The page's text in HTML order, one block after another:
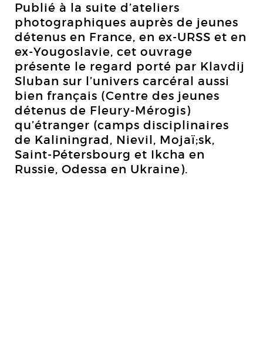
Publié à la suite d’ateliers
photographiques auprès de jeunes
détenus en France, en ex-URSS et en
ex-Yougoslavie, cet ouvrage
présente le regard porté par Klavdij
Sluban sur l’univers carcéral aussi
bien français (Centre des jeunes
détenus de Fleury-Mérogis)
qu’étranger (camps disciplinaires
de Kaliningrad, Nievil, Mojaï;sk,
Saint-Pétersbourg et Ikcha en
Russie, Odessa en Ukraine).